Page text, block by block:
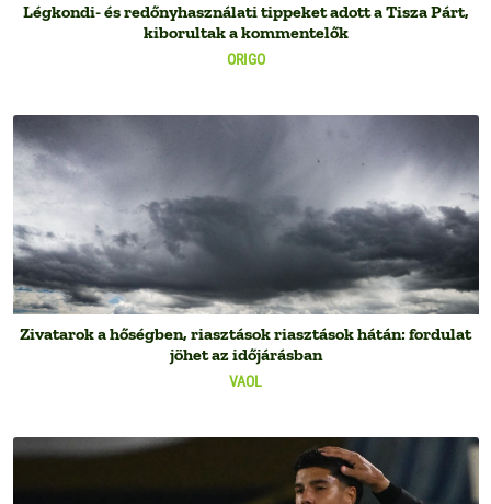
ORIGO
Légkondi- és redőnyhasználati tippeket adott a Tisza Párt,
kiborultak a kommentelők
VAOL
Zivatarok a hőségben, riasztások riasztások hátán: fordulat
jöhet az időjárásban